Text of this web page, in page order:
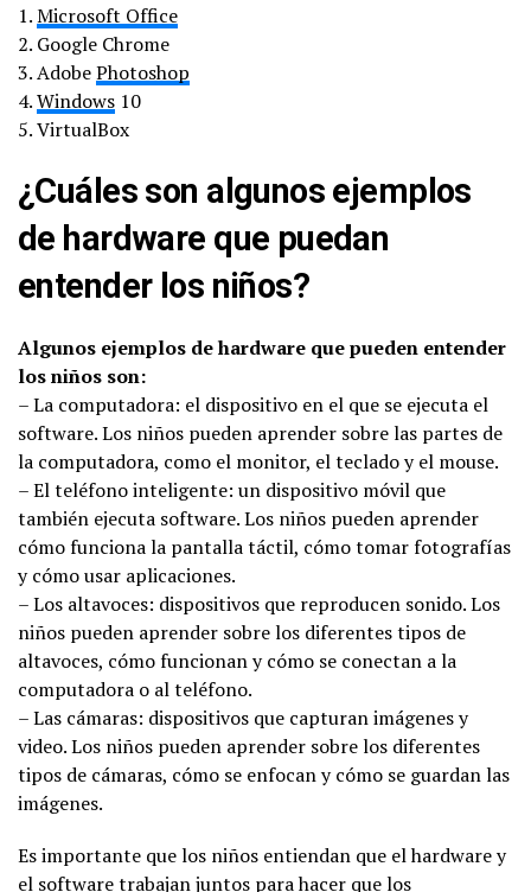
1.Microsoft Office
2. Google Chrome
3. AdobePhotoshop
4.Windows 10
5. VirtualBox
¿Cuáles son algunos ejemplos
de hardware que puedan
entender los niños?
Algunos ejemplos de hardware que pueden entender
los niños son:
– La computadora: el dispositivo en el que se ejecuta el
software. Los niños pueden aprender sobre las partes de
la computadora, como el monitor, el teclado y el mouse.
– El teléfono inteligente: un dispositivo móvil que
también ejecuta software. Los niños pueden aprender
cómo funciona la pantalla táctil, cómo tomar fotografías
y cómo usar aplicaciones.
– Los altavoces: dispositivos que reproducen sonido. Los
niños pueden aprender sobre los diferentes tipos de
altavoces, cómo funcionan y cómo se conectan a la
computadora o al teléfono.
– Las cámaras: dispositivos que capturan imágenes y
video. Los niños pueden aprender sobre los diferentes
tipos de cámaras, cómo se enfocan y cómo se guardan las
imágenes.
Es importante que los niños entiendan que el hardware y
el software trabajan juntos para hacer que los